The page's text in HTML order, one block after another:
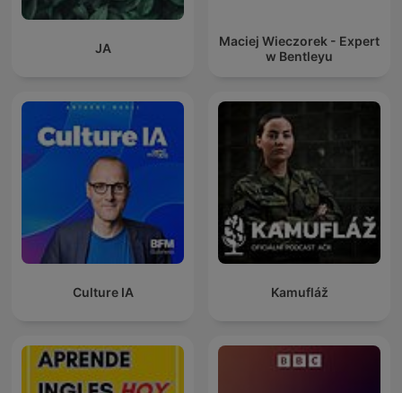
JA
Maciej Wieczorek - Expert
w Bentleyu
Culture IA Kamufláž